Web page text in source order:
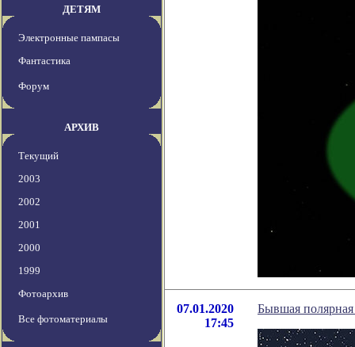
ДЕТЯМ
Электронные пампасы
Фантастика
Форум
АРХИВ
Текущий
2003
2002
2001
2000
1999
Фотоархив
Все фотоматериалы
07.01.2020
17:45
Бывшая полярная